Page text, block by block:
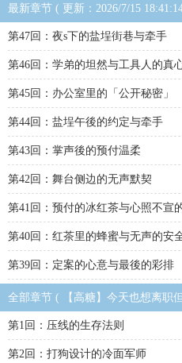
最新章节 ( 更新：2026/7/15
第47回：夜s下的盐埕街巷与牵手
第46回：学弟的坦然与工具人的真
第45回：办公室里的「公开秘密」
第44回：盐埕午後的约定与牵手
第43回：掌声後的预付温柔
第42回：舞台侧边的无声默契
第41回：预付的冰红茶与心照不宣
第40回：红茶里的蜂蜜与无声的安
第39回：定案的心意与最後的彩排
全部章节 ( 【高糖】今天也想离职
第1回：压线的生存法则
第2回：打狗设计的冷面军师